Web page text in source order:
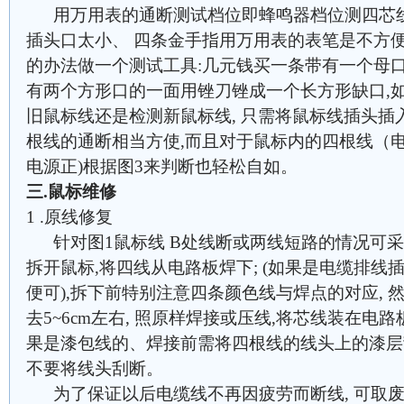
用万用表的通断测试档位即蜂鸣器档位测四芯
插头口太小、 四条金手指用万用表的表笔是不方
的办法做一个测试工具:几元钱买一条带有一个母
有两个方形口的一面用锉刀锉成一个长方形缺口,
旧鼠标线还是检测新鼠标线, 只需将鼠标线插头
根线的通断相当方使,而且对于鼠标内的四根线（
电源正)根据图3来判断也轻松自如。
三.鼠标维修
1 .原线修复
针对图1鼠标线 B处线断或两线短路的情况可
拆开鼠标,将四线从电路板焊下; (如果是电缆排线
便可),拆下前特别注意四条颜色线与焊点的对应,
去5~6cm左右, 照原样焊接或压线,将芯线装在电
果是漆包线的、焊接前需将四根线的线头上的漆
不要将线头刮断。
为了保证以后电缆线不再因疲劳而断线, 可取